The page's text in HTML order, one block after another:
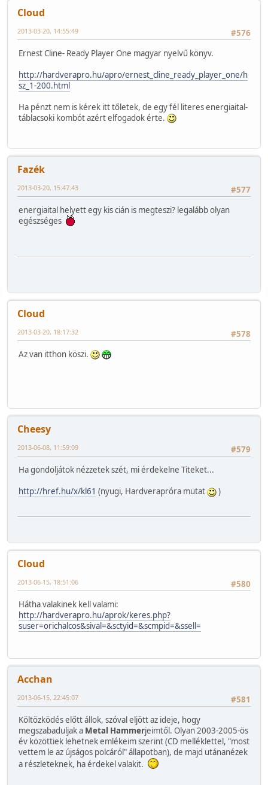
Cloud
#576
2013-03-20, 14:55:49
Ernest Cline- Ready Player One magyar nyelvű könyv.
http://hardverapro.hu/apro/ernest_cline_ready_player_one/h
sz_1-200.html
Ha pénzt nem is kérek itt tőletek, de egy fél literes energiaital-
táblacsoki kombót azért elfogadok érte.
Fazék
#577
2013-03-20, 15:47:43
energiaital helyett egy kis cián is megteszi? legalább olyan
egészséges
Cloud
#578
2013-03-20, 18:17:32
Az van itthon köszi.
Cheesy
#579
2013-06-08, 11:59:09
Ha gondoljátok nézzetek szét, mi érdekelne Titeket...
http://href.hu/x/kl61 (nyugi, Hardverapróra mutat )
Cloud
#580
2013-06-15, 18:51:06
Hátha valakinek kell valami:
http://hardverapro.hu/aprok/keres.php?
suser=orichalcos&sival=&sctyid=&scmpid=&ssell=
Acchan
#581
2013-06-15, 22:45:07
Költözködés előtt állok, szóval eljött az ideje, hogy
megszabaduljak a Metal Hammerjeimtől. Olyan 2003-2005-ös
év közöttiek lehetnek emlékeim szerint (CD melléklettel, "most
vettem le az újságos polcáról" állapotban), de majd utánanézek
a részleteknek, ha érdekel valakit.